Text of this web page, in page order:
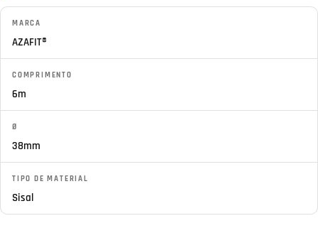
MARCA
AZAFIT®
COMPRIMENTO
6m
Ø
38mm
TIPO DE MATERIAL
Sisal